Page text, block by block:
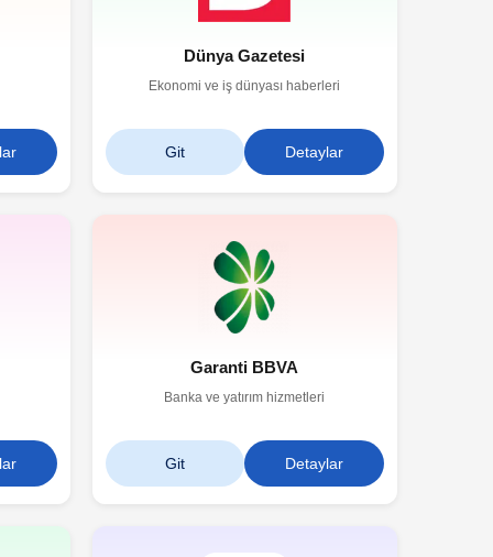
Dünya Gazetesi
Ekonomi ve iş dünyası haberleri
Git Detaylar
Garanti BBVA
Banka ve yatırım hizmetleri
Git Detaylar